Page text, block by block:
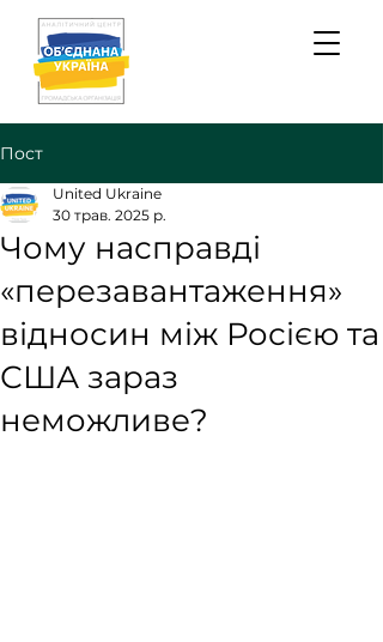
Пост
Чому насправді
«перезавантаження»
відносин між Росією та
США зараз
неможливе?
United Ukraine
30 трав. 2025 р.